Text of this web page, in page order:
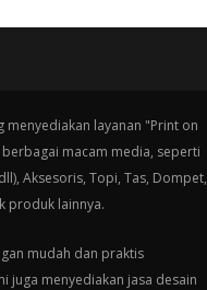
layanan "Print on
macam media, seperti
Aksesoris, Topi, Tas, Dompet,
produk lainnya.
mudah dan praktis
juga menyediakan jasa desain